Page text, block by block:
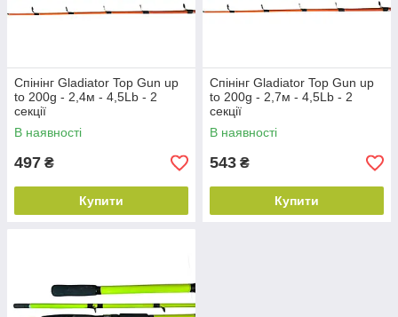
Спінінг Gladiator Top Gun up
to 200g - 2,4м - 4,5Lb - 2
секції
В наявності
497 ₴
Купити
Спінінг Gladiator Top Gun up
to 200g - 2,7м - 4,5Lb - 2
секції
В наявності
543 ₴
Купити